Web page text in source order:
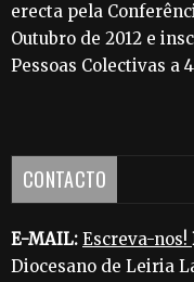
erecta pela
Outubro de 2012 e
Pessoas Colectivas a
CONTACTO
E-MAIL: Escreva-nos!
Diocesano de Leiria